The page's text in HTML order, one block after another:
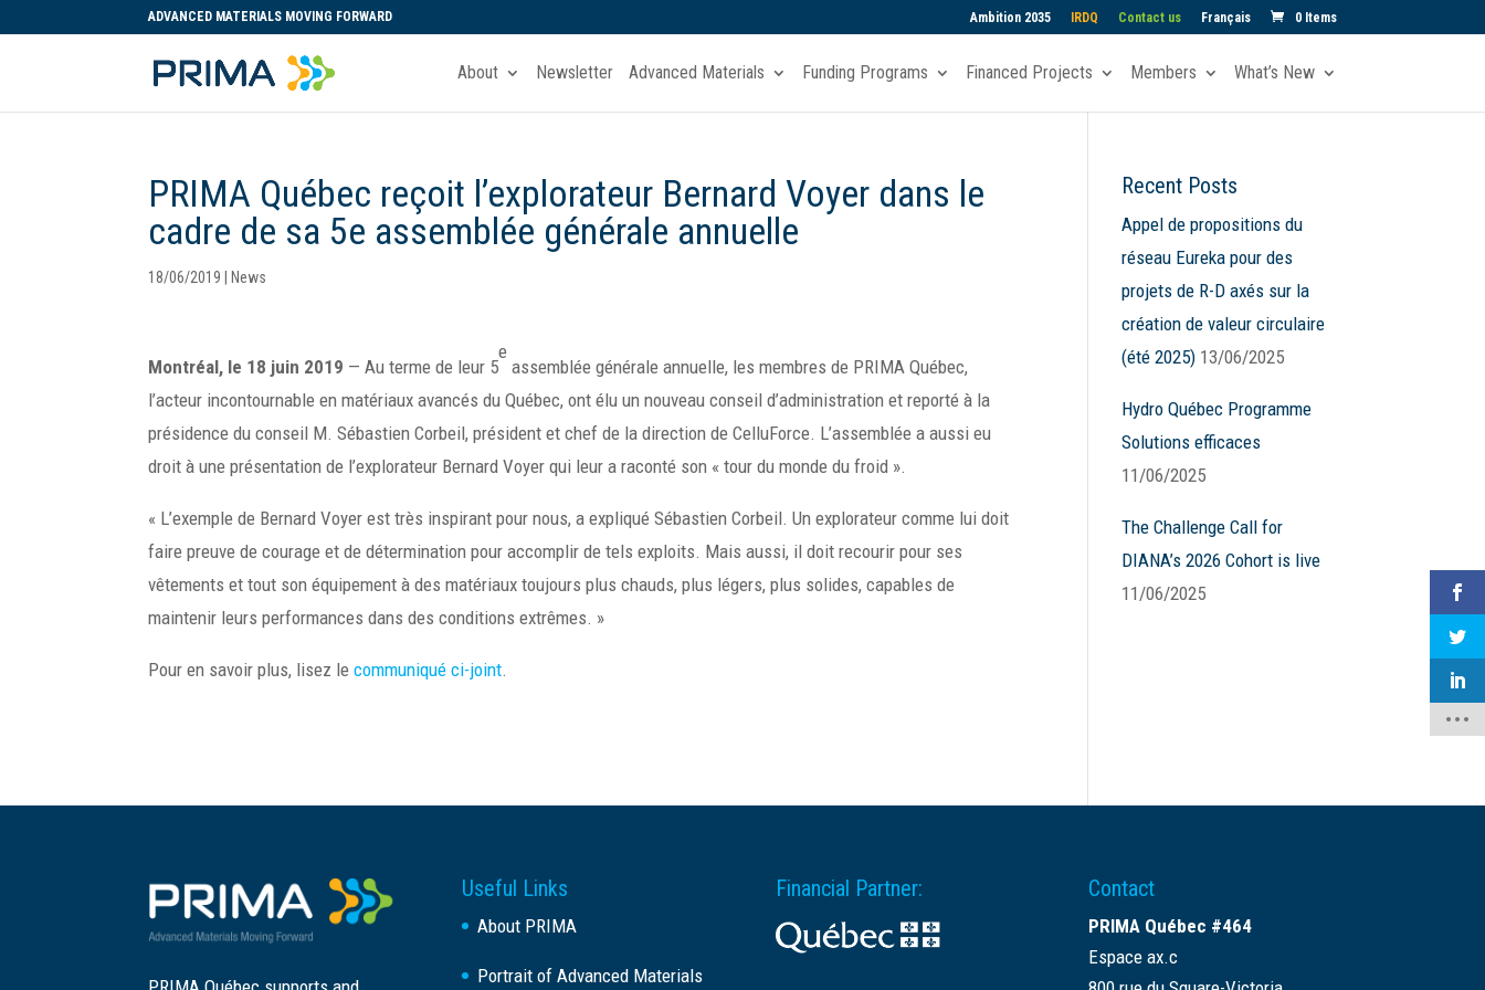
ADVANCED MATERIALS MOVING FORWARD Ambition 2035 IRDQ Contact us Français 0 Items
About Newsletter Advanced Materials Funding Programs Financed Projects Members What’s New
PRIMA Québec reçoit l’explorateur Bernard Voyer dans le
cadre de sa 5e assemblée générale annuelle
18/06/2019 News
Montréal, le 18 juin 2019 — Au terme de leur 5
e
assemblée générale annuelle, les membres de PRIMA Québec,
l’acteur incontournable en matériaux avancés du Québec, ont élu un nouveau conseil d’administration et reporté à la
présidence du conseil M. Sébastien Corbeil, président et chef de la direction de CelluForce. L’assemblée a aussi eu
droit à une présentation de l’explorateur Bernard Voyer qui leur a raconté son « tour du monde du froid ».
« L’exemple de Bernard Voyer est très inspirant pour nous, a expliqué Sébastien Corbeil. Un explorateur comme lui doit
faire preuve de courage et de détermination pour accomplir de tels exploits. Mais aussi, il doit recourir pour ses
vêtements et tout son équipement à des matériaux toujours plus chauds, plus légers, plus solides, capables de
maintenir leurs performances dans des conditions extrêmes. »
Pour en savoir plus, lisez lecommuniqué ci-joint.
Recent Posts
Appel de propositions du
réseau Eureka pour des
projets de R-D axés sur la
création de valeur circulaire
(été 2025) 13/06/2025
Hydro Québec Programme
Solutions efficaces
11/06/2025
The Challenge Call for
DIANA’s 2026 Cohort is live
11/06/2025
Useful Links
About PRIMA
Portrait of Advanced Materials
Financial Partner: Contact
PRIMA Québec #464
Espace ax.c